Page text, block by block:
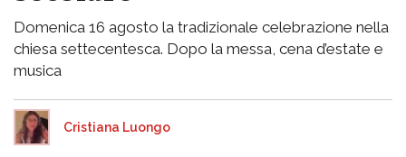
Domenica 16 agosto la tradizionale celebrazione nella
chiesa settecentesca. Dopo la messa, cena d’estate e
musica
Cristiana Luongo